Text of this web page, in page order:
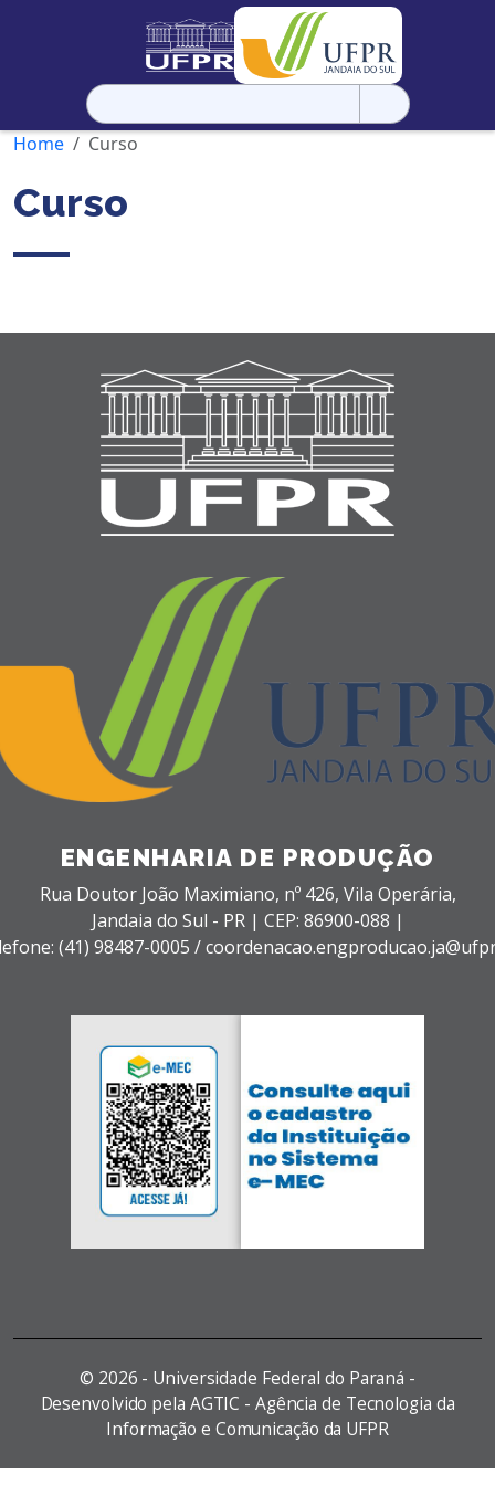
Pesquisar
por:
Home
Curso
Curso
ENGENHARIA DE PRODUÇÃO
Rua Doutor João Maximiano, nº 426, Vila Operária,
Jandaia do Sul - PR | CEP: 86900-088 |
(41) 98487-0005 /
© 2026 - Universidade Federal do Paraná -
Desenvolvido pela AGTIC - Agência de Tecnologia da
Informação e Comunicação da UFPR